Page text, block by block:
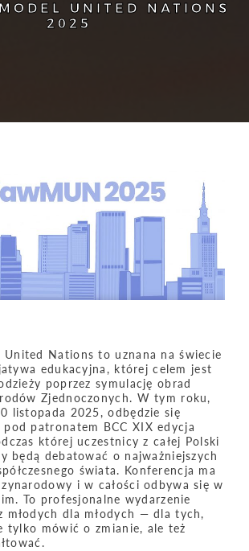
UNITED NATIONS
2025
United Nations to uznana na świecie
edukacyjna, której celem jest
poprzez symulację obrad
Zjednoczonych. W tym roku,
listopada 2025, odbędzie się
pod patronatem BCC XIX edycja
której uczestnicy z całej Polski
będą debatować o najważniejszych
świata. Konferencja ma
i w całości odbywa się w
To profesjonalne wydarzenie
młodych dla młodych — dla tych,
tylko mówić o zmianie, ale też